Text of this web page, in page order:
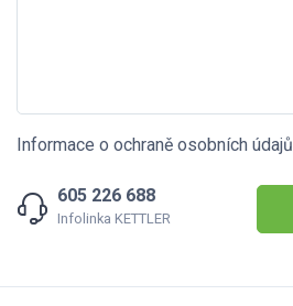
Informace o ochraně osobních údajů
605 226 688
Infolinka KETTLER